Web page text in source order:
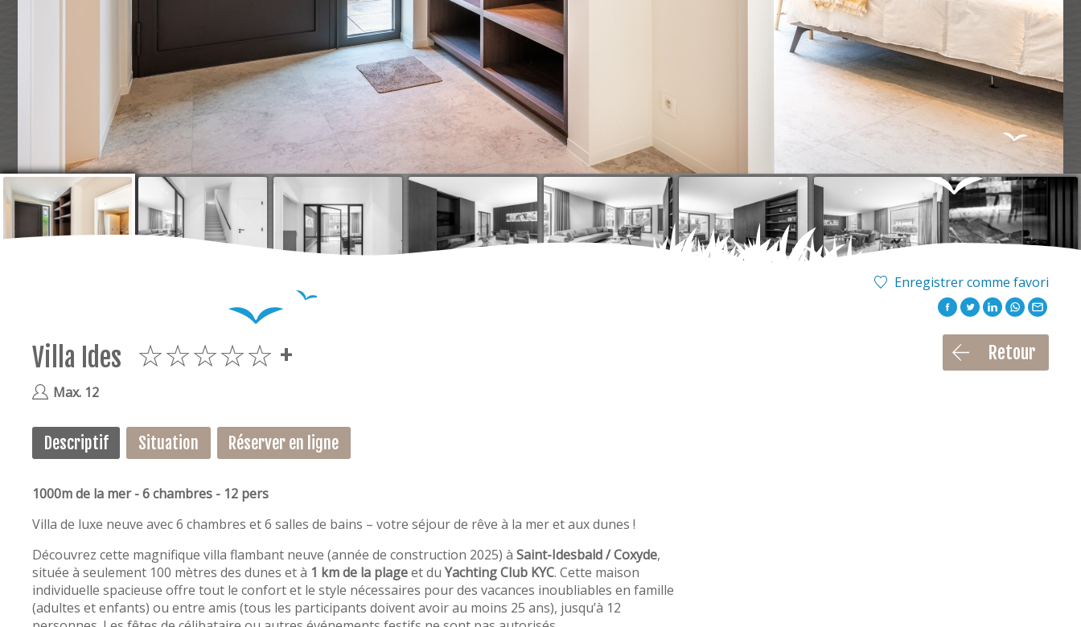
Enregistrer comme favori
Retour
Villa Ides
Max. 12
Descriptif Situation Réserver en ligne
1000m de la mer - 6 chambres - 12 pers
Villa de luxe neuve avec 6 chambres et 6 salles de bains – votre séjour de rêve à la mer et aux dunes !
Découvrez cette magnifique villa flambant neuve (année de construction 2025) àSaint-Idesbald / Coxyde,
située à seulement 100 mètres des dunes et à 1 km de la plageet duYachting Club KYC. Cette maison
individuelle spacieuse offre tout le confort et le style nécessaires pour des vacances inoubliables en famille
(adultes et enfants) ou entre amis (tous les participants doivent avoir au moins 25 ans), jusqu’à 12